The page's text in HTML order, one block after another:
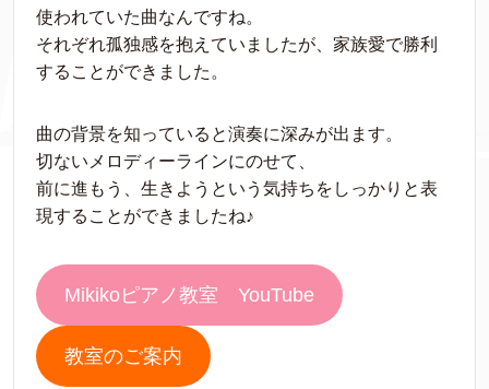
使われていた曲なんですね。
それぞれ孤独感を抱えていましたが、家族愛で勝利
することができました。
曲の背景を知っていると演奏に深みが出ます。
切ないメロディーラインにのせて、
前に進もう、生きようという気持ちをしっかりと表
現することができましたね♪
Mikikoピアノ教室 YouTube
教室のご案内